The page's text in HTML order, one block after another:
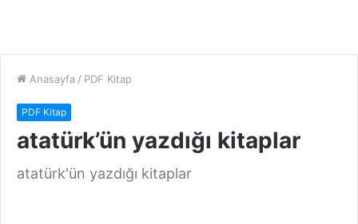
Anasayfa / PDF Kitap
PDF Kitap
atatürk’ün yazdığı kitaplar
atatürk'ün yazdığı kitaplar